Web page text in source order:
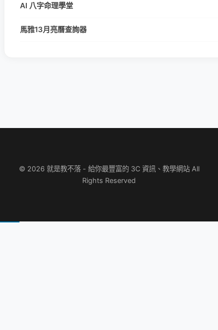
AI 八字命理學堂
馬雅13月亮曆查詢器
© 2026 就是教不落 - 給你最豐富的 3C 資訊、教學網站 All
Rights Reserved